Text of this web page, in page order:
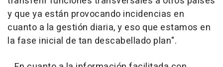
y que ya están provocando incidencias en
cuanto a la gestión diaria, y eso que estamos en
la fase inicial de tan descabellado plan".